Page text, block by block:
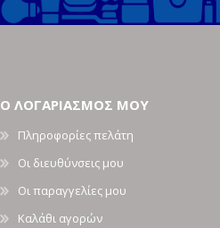
Ο ΛΟΓΑΡΙΑΣΜΟΣ ΜΟΥ
Πληροφορίες πελάτη
Οι διευθύνσεις μου
Οι παραγγελίες μου
Καλάθι αγορών